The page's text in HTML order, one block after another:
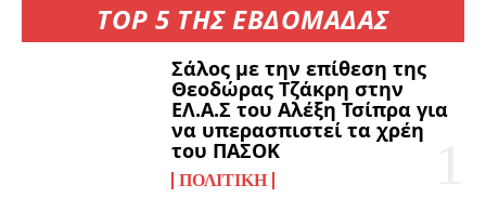
TOP 5 ΤΗΣ ΕΒΔΟΜΑΔΑΣ
Σάλος με την επίθεση της
Θεοδώρας Τζάκρη στην
ΕΛ.Α.Σ του Αλέξη Τσίπρα για
να υπερασπιστεί τα χρέη
του ΠΑΣΟΚ
ΠΟΛΙΤΙΚΉ